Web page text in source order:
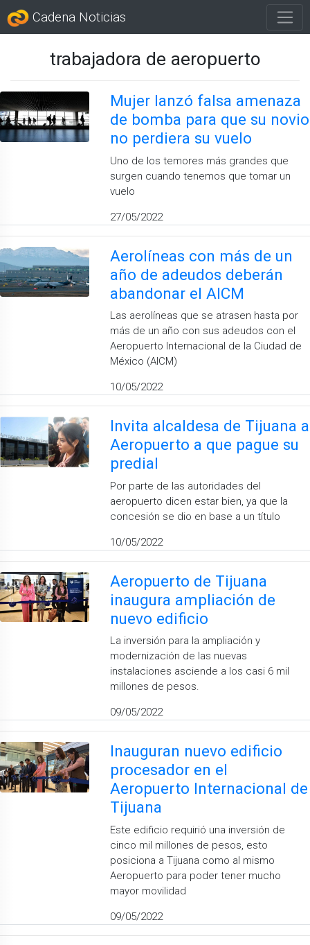
Cadena Noticias
trabajadora de aeropuerto
Mujer lanzó falsa amenaza
de bomba para que su novio
no perdiera su vuelo
Uno de los temores más grandes que
surgen cuando tenemos que tomar un
vuelo
27/05/2022
Aerolíneas con más de un
año de adeudos deberán
abandonar el AICM
Las aerolíneas que se atrasen hasta por
más de un año con sus adeudos con el
Aeropuerto Internacional de la Ciudad de
México (AICM)
10/05/2022
Invita alcaldesa de Tijuana a
Aeropuerto a que pague su
predial
Por parte de las autoridades del
aeropuerto dicen estar bien, ya que la
concesión se dio en base a un título
10/05/2022
Aeropuerto de Tijuana
inaugura ampliación de
nuevo edificio
La inversión para la ampliación y
modernización de las nuevas
instalaciones asciende a los casi 6 mil
millones de pesos.
09/05/2022
Inauguran nuevo edificio
procesador en el
Aeropuerto Internacional de
Tijuana
Este edificio requirió una inversión de
cinco mil millones de pesos, esto
posiciona a Tijuana como al mismo
Aeropuerto para poder tener mucho
mayor movilidad
09/05/2022